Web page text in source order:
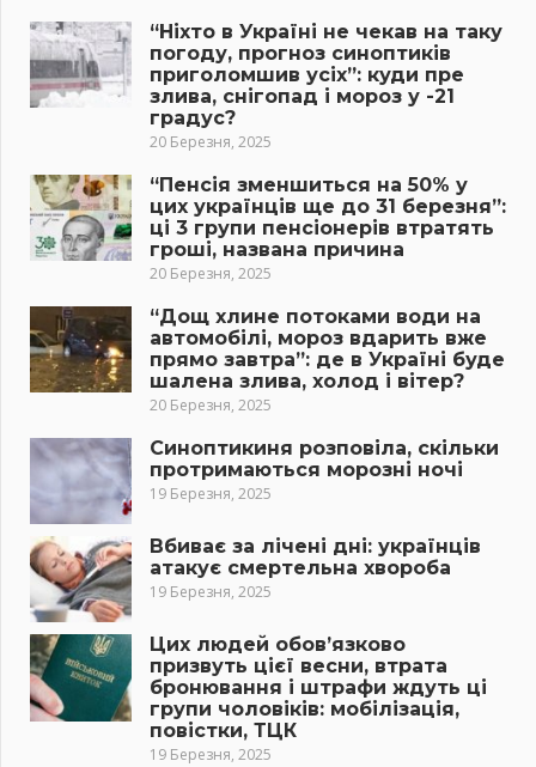
“Ніхто в Україні не чекав на таку
погоду, прогноз синоптиків
приголомшив усіх”: куди пре
злива, снігопад і мороз у -21
градус?
20 Березня, 2025
“Пенсія зменшиться на 50% у
цих українців ще до 31 березня”:
ці 3 групи пенсіонерів втратять
гроші, названа причина
20 Березня, 2025
“Дощ хлине потоками води на
автомобілі, мороз вдарить вже
прямо завтра”: де в Україні буде
шалена злива, холод і вітер?
20 Березня, 2025
Синоптикиня розповіла, скільки
протримаються морозні ночі
19 Березня, 2025
Вбиває за лічені дні: українців
атакує смертельна хвороба
19 Березня, 2025
Цих людей обов’язково
призвуть цієї весни, втрата
бронювання і штрафи ждуть ці
групи чоловіків: мобілізація,
повістки, ТЦК
19 Березня, 2025